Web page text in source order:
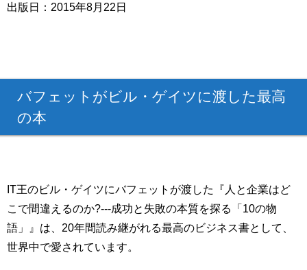
出版日：2015年8月22日
バフェットがビル・ゲイツに渡した最高
の本
IT王のビル・ゲイツにバフェットが渡した『人と企業はど
こで間違えるのか?---成功と失敗の本質を探る「10の物
語」』は、20年間読み継がれる最高のビジネス書として、
世界中で愛されています。